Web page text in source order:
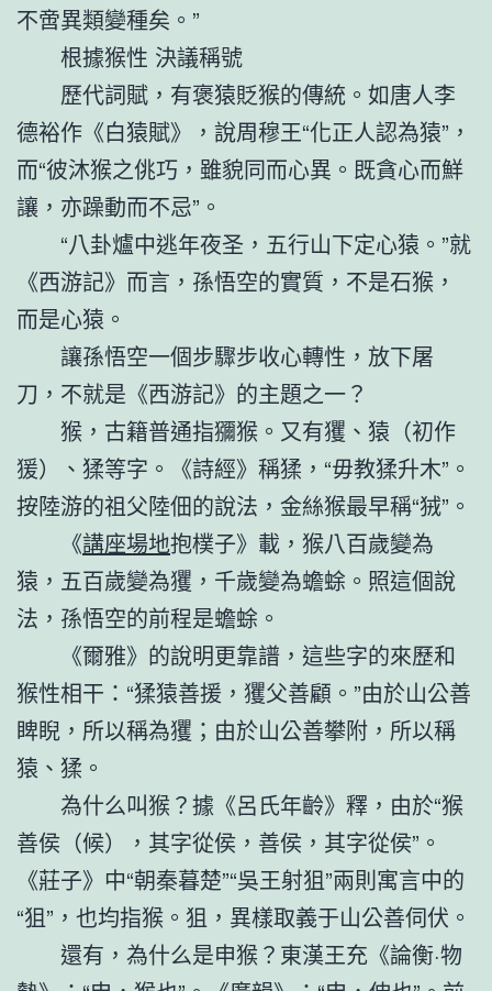
不啻異類變種矣。”
根據猴性 決議稱號
歷代詞賦，有褒猿貶猴的傳統。如唐人李
德裕作《白猿賦》，說周穆王“化正人認為猿”，
而“彼沐猴之佻巧，雖貌同而心異。既貪心而鮮
讓，亦躁動而不忌”。
“八卦爐中逃年夜圣，五行山下定心猿。”就
《西游記》而言，孫悟空的實質，不是石猴，
而是心猿。
讓孫悟空一個步驟步收心轉性，放下屠
刀，不就是《西游記》的主題之一？
猴，古籍普通指獼猴。又有玃、猿（初作
猨）、猱等字。《詩經》稱猱，“毋教猱升木”。
按陸游的祖父陸佃的說法，金絲猴最早稱“狨”。
《講座場地抱樸子》載，猴八百歲變為
猿，五百歲變為玃，千歲變為蟾蜍。照這個說
法，孫悟空的前程是蟾蜍。
《爾雅》的說明更靠譜，這些字的來歷和
猴性相干：“猱猿善援，玃父善顧。”由於山公善
睥睨，所以稱為玃；由於山公善攀附，所以稱
猿、猱。
為什么叫猴？據《呂氏年齡》釋，由於“猴
善侯（候），其字從侯，善侯，其字從侯”。
《莊子》中“朝秦暮楚”“吳王射狙”兩則寓言中的
“狙”，也均指猴。狙，異樣取義于山公善伺伏。
還有，為什么是申猴？東漢王充《論衡·物